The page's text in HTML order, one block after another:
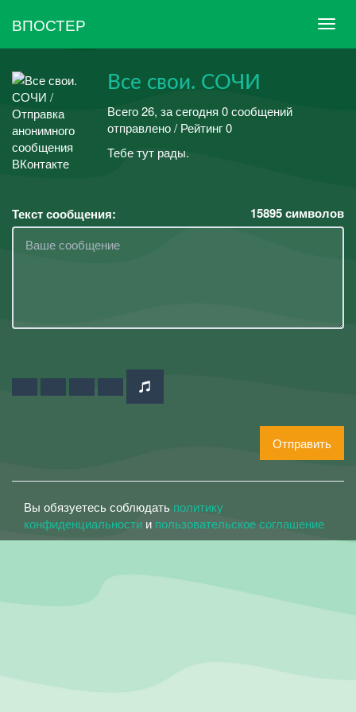
ВПОСТЕР
Все свои. СОЧИ
Всего 26, за сегодня 0 сообщений
отправлено / Рейтинг 0
Тебе тут рады.
Текст сообщения: 15895символов
Отправить
Вы обязуетесь соблюдать политику
конфиденциальности и пользовательское соглашение